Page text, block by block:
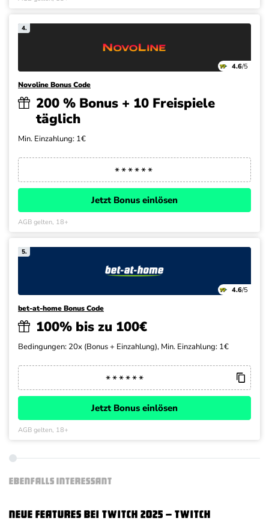
4.
4.6/5
Novoline Bonus Code
200 % Bonus + 10 Freispiele
täglich
Min. Einzahlung: 1€
Jetzt Bonus einlösen
AGB gelten, 18+
5.
4.6/5
bet-at-home Bonus Code
100% bis zu 100€
Bedingungen: 20x (Bonus + Einzahlung), Min. Einzahlung: 1€
Jetzt Bonus einlösen
AGB gelten, 18+
EBENFALLS INTERESSANT
Neue Features bei Twitch 2025 – Twitch